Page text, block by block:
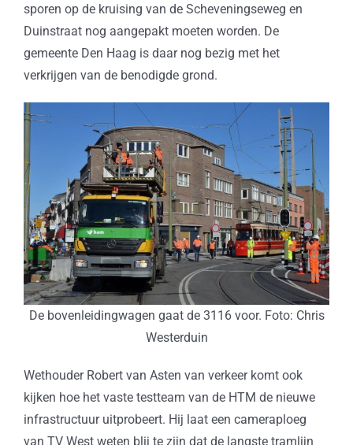
sporen op de kruising van de Scheveningseweg en
Duinstraat nog aangepakt moeten worden. De
gemeente Den Haag is daar nog bezig met het
verkrijgen van de benodigde grond.
De bovenleidingwagen gaat de 3116 voor. Foto: Chris
Westerduin
Wethouder Robert van Asten van verkeer komt ook
kijken hoe het vaste testteam van de HTM de nieuwe
infrastructuur uitprobeert. Hij laat een cameraploeg
van TV West weten blij te zijn dat de langste tramlijn